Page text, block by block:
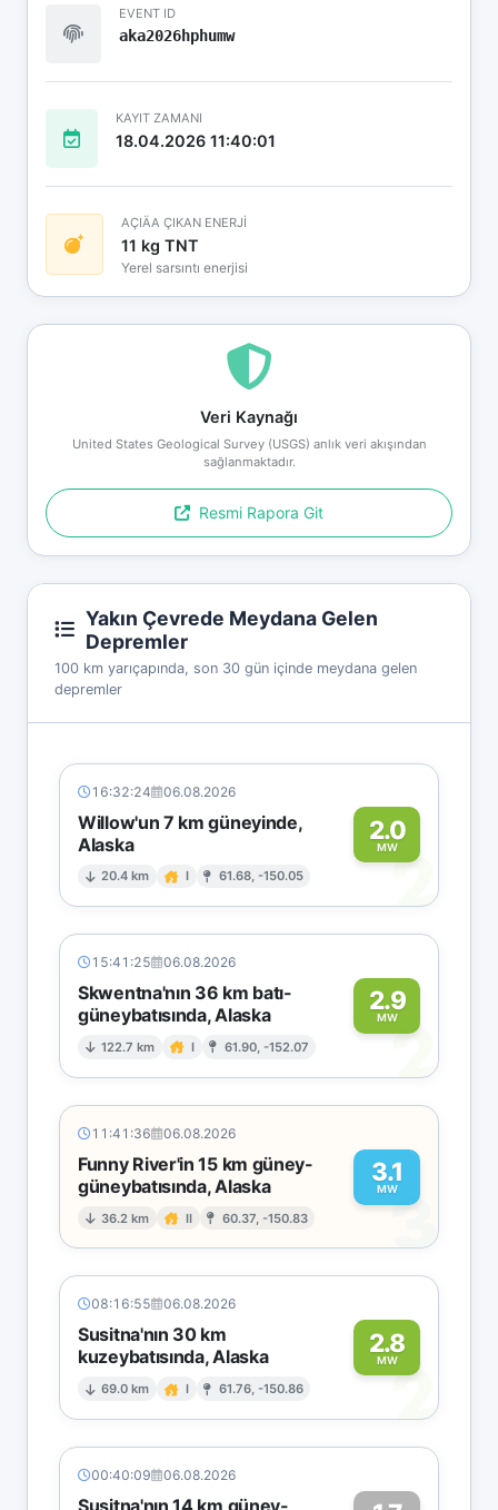
EVENT ID
aka2026hphumw
KAYIT ZAMANI
18.04.2026 11:40:01
AÇIÄA ÇIKAN ENERJİ
11 kg TNT
Yerel sarsıntı enerjisi
Veri Kaynağı
United States Geological Survey (USGS) anlık veri akışından
sağlanmaktadır.
Resmi Rapora Git
Yakın Çevrede Meydana Gelen
Depremler
100 km yarıçapında, son 30 gün içinde meydana gelen
depremler
16:32:24 06.08.2026
Willow'un 7 km güneyinde,
Alaska
20.4 km I 61.68, -150.05
2.0
MW2
15:41:25 06.08.2026
Skwentna'nın 36 km batı-
güneybatısında, Alaska
122.7 km I 61.90, -152.07
2.9
MW
2
11:41:36 06.08.2026
Funny River'in 15 km güney-
güneybatısında, Alaska
36.2 km II 60.37, -150.83
3.1
MW
3
08:16:55 06.08.2026
Susitna'nın 30 km
kuzeybatısında, Alaska
69.0 km I 61.76, -150.86
2.8
MW2
00:40:09 06.08.2026
Susitna'nın 14 km güney-